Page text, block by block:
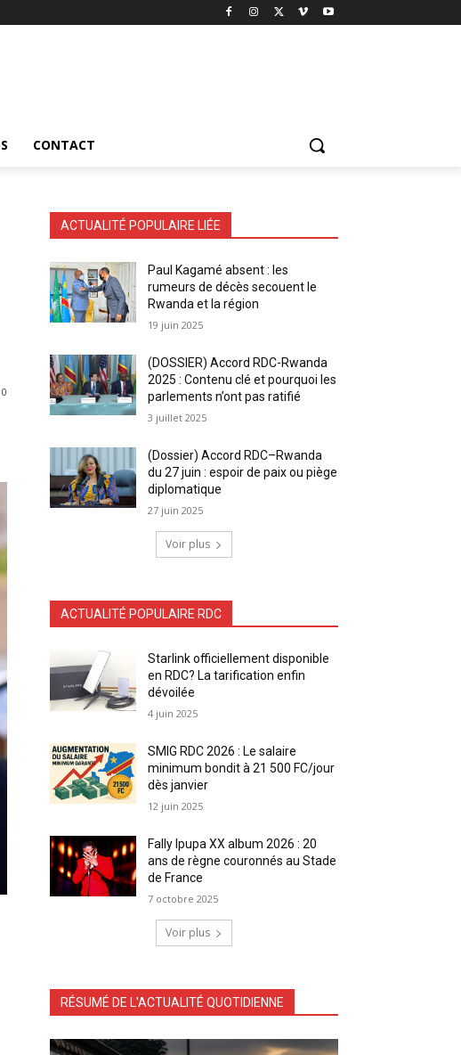
CONTACT
0
ACTUALITÉ POPULAIRE LIÉE
Paul Kagamé absent : les
rumeurs de décès secouent le
Rwanda et la région
19 juin 2025
(DOSSIER) Accord RDC-Rwanda
2025 : Contenu clé et pourquoi les
parlements n’ont pas ratifié
3 juillet 2025
(Dossier) Accord RDC–Rwanda
du 27 juin : espoir de paix ou piège
diplomatique
27 juin 2025
Voir plus
ACTUALITÉ POPULAIRE RDC
Starlink officiellement disponible
en RDC? La tarification enfin
dévoilée
4 juin 2025
SMIG RDC 2026 : Le salaire
minimum bondit à 21 500 FC/jour
dès janvier
12 juin 2025
Fally Ipupa XX album 2026 : 20
ans de règne couronnés au Stade
de France
7 octobre 2025
Voir plus
RÉSUMÉ DE L'ACTUALITÉ QUOTIDIENNE